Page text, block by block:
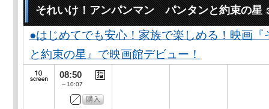
それいけ！アンパンマン パンタンと約束の星
●はじめてでも安心！家族で楽しめる！映画
と約束の星』で映画館デビュー！
08:50
～10:07